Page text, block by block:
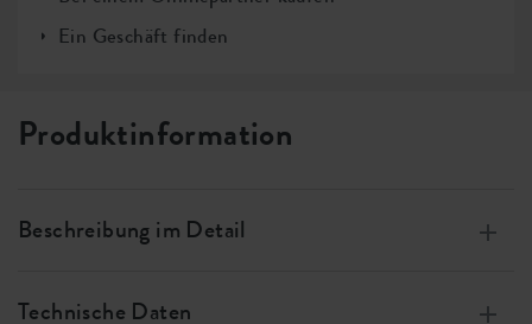
Ein Geschäft finden
Produktinformation
Beschreibung im Detail
mit Windenergie, 100% recycelbar
Technische Daten